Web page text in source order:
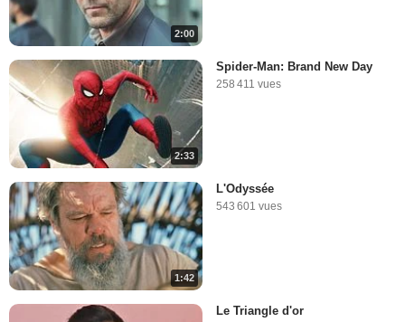
2:00
2:33
Spider-Man: Brand New Day
258 411 vues
1:42
L'Odyssée
543 601 vues
Le Triangle d'or